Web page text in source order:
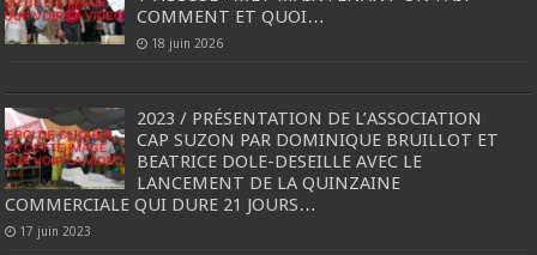
COMMENT ET QUOI…
18 juin 2026
2023 / PRÉSENTATION DE L’ASSOCIATION
CAP SUZON PAR DOMINIQUE BRUILLOT ET
BEATRICE DOLE-DESEILLE AVEC LE
LANCEMENT DE LA QUINZAINE
COMMERCIALE QUI DURE 21 JOURS…
17 juin 2023